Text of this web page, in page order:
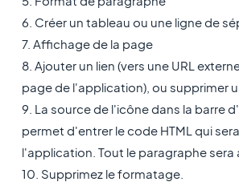
6. Créer un tableau ou une ligne de
7. Affichage de la page
8. Ajouter un lien (vers une URL
page de l'application), ou supprimer
9. La source de l'icône dans la barre
permet d'entrer le code HTML qui
l'application. Tout le paragraphe sera
10. Supprimez le formatage.